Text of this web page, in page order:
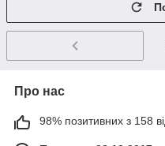
Про нас
98% позитивних з 158